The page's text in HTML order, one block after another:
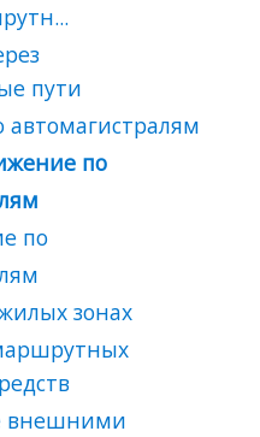
пути
по
по
зонах
внешними